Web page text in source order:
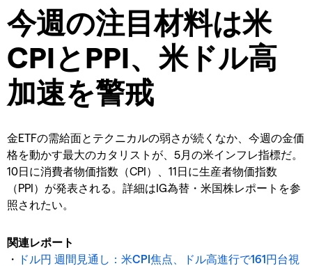
今週の注目材料は米
CPIとPPI、米ドル高
加速を警戒
金ETFの需給面とテクニカルの弱さが続くなか、今週の金価
格を動かす最大のカタリストが、5月の米インフレ指標だ。
10日に消費者物価指数（CPI）、11日に生産者物価指数
（PPI）が発表される。詳細はIG為替・米国株レポートを参
照されたい。
関連レポート
・ ドル円 週間見通し：米CPI焦点、ドル高進行で161円台視